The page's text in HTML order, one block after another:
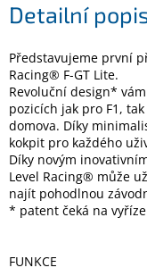
notebooky
Elektronika
Domácnost
%
Black
Friday
Detailní
Představujeme první
Racing® F-GT Lite.
Revoluční design*
pozicích jak pro F1,
domova. Díky
kokpit pro každého
Díky novým
Level Racing® může
najít pohodlnou
* patent čeká na
FUNKCE